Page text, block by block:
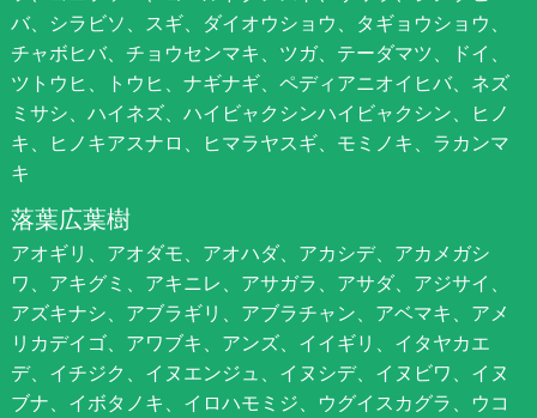
バ、シラビソ、スギ、ダイオウショウ、タギョウショウ、
チャボヒバ、チョウセンマキ、ツガ、テーダマツ、ドイ、
ツトウヒ、トウヒ、ナギナギ、ペディアニオイヒバ、ネズ
ミサシ、ハイネズ、ハイビャクシンハイビャクシン、ヒノ
キ、ヒノキアスナロ、ヒマラヤスギ、モミノキ、ラカンマ
キ
落葉広葉樹
アオギリ、アオダモ、アオハダ、アカシデ、アカメガシ
ワ、アキグミ、アキニレ、アサガラ、アサダ、アジサイ、
アズキナシ、アブラギリ、アブラチャン、アベマキ、アメ
リカデイゴ、アワブキ、アンズ、イイギリ、イタヤカエ
デ、イチジク、イヌエンジュ、イヌシデ、イヌビワ、イヌ
ブナ、イボタノキ、イロハモミジ、ウグイスカグラ、ウコ